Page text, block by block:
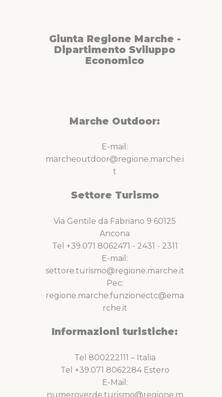
Giunta Regione Marche -
Dipartimento Sviluppo
Economico
Marche Outdoor:
E-mail:
marcheoutdoor@regione.marche.i
t
Settore Turismo
Via Gentile da Fabriano 9 60125
Ancona
Tel +39.071 8062471 - 2431 - 2311
E-mail:
settore.turismo@regione.marche.it
Pec:
regione.marche.funzionectc@ema
rche.it
Informazioni turistiche:
Tel 800222111 – Italia
Tel +39.071 8062284 Estero
E-Mail:
numeroverde.turismo@regione.m